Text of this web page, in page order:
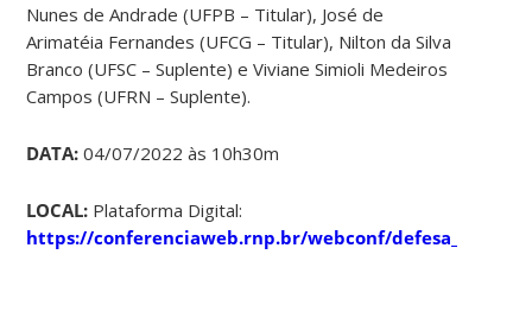
Nunes de Andrade (UFPB – Titular), José de
Arimatéia Fernandes (UFCG – Titular), Nilton da Silva
Branco (UFSC – Suplente) e Viviane Simioli Medeiros
Campos (UFRN – Suplente).
DATA: 04/07/2022 às 10h30m
LOCAL: Plataforma Digital:
https://conferenciaweb.rnp.br/webconf/defesa_maa